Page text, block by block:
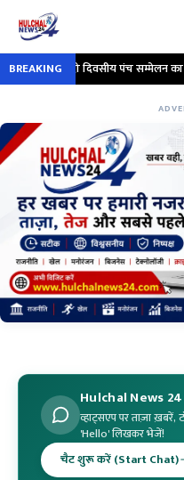
BREAKING
शुभारंभ ; डीएम ने पंचायत
Hulchal News 24
व्हाट्सएप पर ताज़ा ख़बरें,
'Hello' लिखकर भेजें!
चैट शुरू करें (Start Chat)